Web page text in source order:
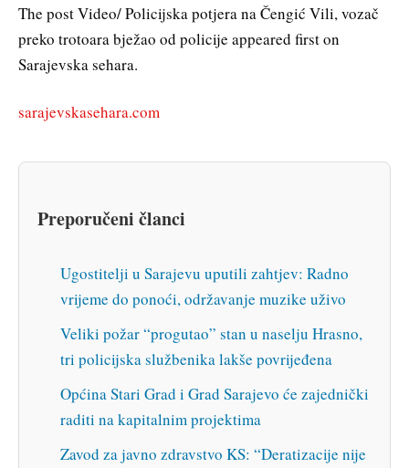
The post Video/ Policijska potjera na Čengić Vili, vozač
preko trotoara bježao od policije appeared first on
Sarajevska sehara.
sarajevskasehara.com
Preporučeni članci
Ugostitelji u Sarajevu uputili zahtjev: Radno
vrijeme do ponoći, održavanje muzike uživo
Veliki požar “progutao” stan u naselju Hrasno,
tri policijska službenika lakše povrijeđena
Općina Stari Grad i Grad Sarajevo će zajednički
raditi na kapitalnim projektima
Zavod za javno zdravstvo KS: “Deratizacije nije